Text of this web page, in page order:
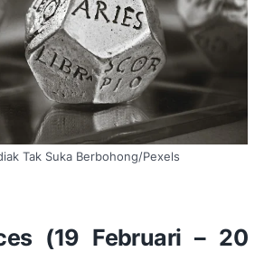
Tak Suka Berbohong/Pexels
(19 Februari – 20